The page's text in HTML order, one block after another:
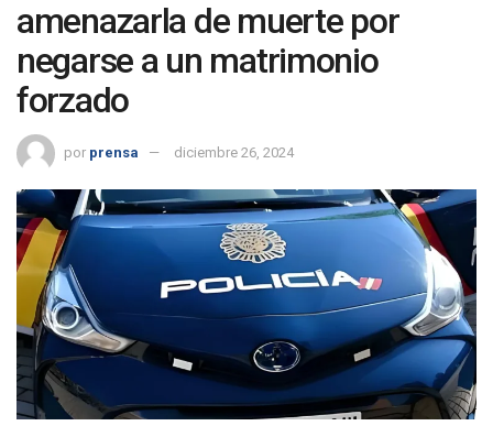
amenazarla de muerte por
negarse a un matrimonio
forzado
por prensa diciembre 26, 2024